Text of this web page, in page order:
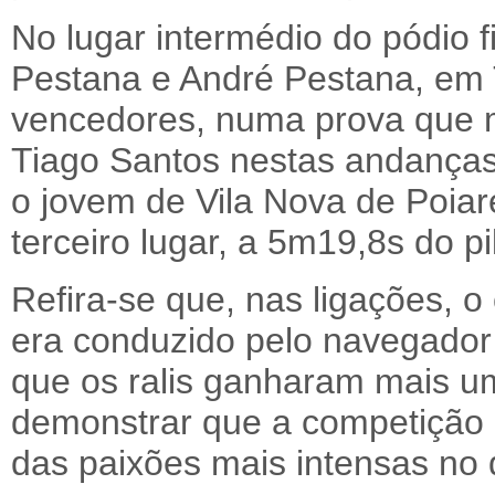
No lugar intermédio do pódio
Pestana e André Pestana,
vencedores, numa prova que
Tiago Santos nestas
o jovem de Vila Nova de
terceiro lugar, a 5m19,8s do
Refira-se que, nas ligações,
era conduzido pelo
que os ralis ganharam mais
demonstrar que a
das paixões mais intensas no